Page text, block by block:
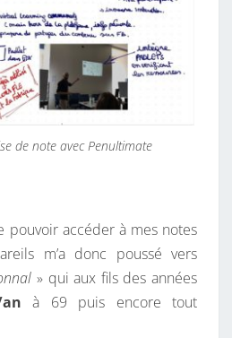
E
S
H
E
L
de note avec Penultimate
pouvoir accéder à mes notes
m’a donc poussé vers
» qui aux fils des années
à 69 puis encore tout